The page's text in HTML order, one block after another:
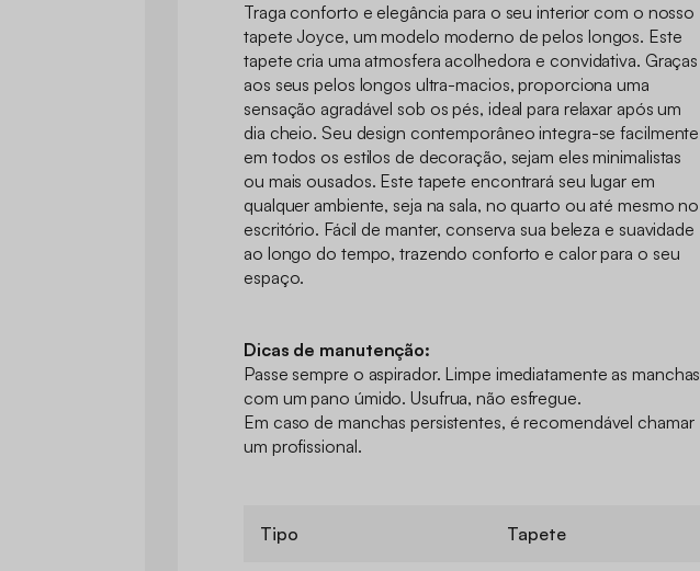
Traga conforto e elegância para o seu interior com o nosso
tapete Joyce, um modelo moderno de pelos longos. Este
tapete cria uma atmosfera acolhedora e convidativa. Graças
aos seus pelos longos ultra-macios, proporciona uma
sensação agradável sob os pés, ideal para relaxar após um
dia cheio. Seu design contemporâneo integra-se facilmente
em todos os estilos de decoração, sejam eles minimalistas
ou mais ousados. Este tapete encontrará seu lugar em
qualquer ambiente, seja na sala, no quarto ou até mesmo no
escritório. Fácil de manter, conserva sua beleza e suavidade
ao longo do tempo, trazendo conforto e calor para o seu
espaço.
Dicas de manutenção:
Passe sempre o aspirador. Limpe imediatamente as manchas
com um pano úmido. Usufrua, não esfregue.
Em caso de manchas persistentes, é recomendável chamar
um profissional.
Tipo Tapete